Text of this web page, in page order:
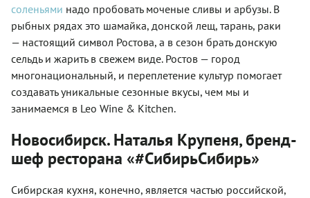
соленьями надо пробовать моченые сливы и арбузы. В
рыбных рядах это шамайка, донской лещ, тарань, раки
— настоящий символ Ростова, а в сезон брать донскую
сельдь и жарить в свежем виде. Ростов — город
многонациональный, и переплетение культур помогает
создавать уникальные сезонные вкусы, чем мы и
занимаемся в Leo Wine & Kitchen.
Новосибирск. Наталья Крупеня, бренд-
шеф ресторана «#СибирьСибирь»
Сибирская кухня, конечно, является частью российской,